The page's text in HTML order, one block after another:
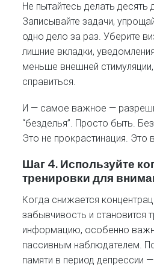
Не пытайтесь делать десять
Записывайте задачи,
одно дело за раз. Уберите
лишние вкладки,
меньше внешней
справиться.
И — самое важное —
“безделья”. Просто быть.
Это не прокрастинация. Это
Шаг 4. Используйте
тренировки для
Когда снижается
забывчивость и становится
информацию, особенно
пассивным наблюдателем.
памяти в период депрессии